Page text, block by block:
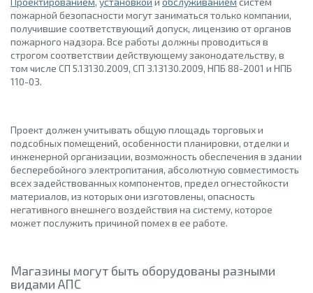
пожарной безопасности могут заниматься только компании,
получившие соответствующий допуск, лицензию от органов
пожарного надзора. Все работы должны проводиться в
строгом соответствии действующему законодательству, в
том числе СП 5.13130.2009, СП 3.13130.2009, НПБ 88-2001 и НПБ
110-03.
Проект должен учитывать общую площадь торговых и
подсобных помещений, особенности планировки, отделки и
инженерной организации, возможность обеспечения в здании
бесперебойного электропитания, абсолютную совместимость
всех задействованных компонентов, предел огнестойкости
материалов, из которых они изготовлены, опасность
негативного внешнего воздействия на систему, которое
может послужить причиной помех в ее работе.
Магазины могут быть оборудованы разными
видами АПС